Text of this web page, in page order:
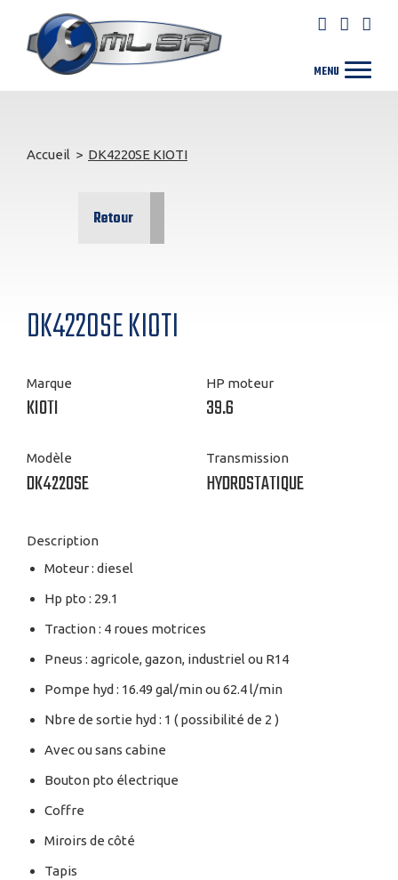
Accueil > DK4220SE KIOTI
Retour
DK4220SE KIOTI
Marque
KIOTI
HP moteur
39.6
Modèle
DK4220SE
Transmission
HYDROSTATIQUE
Description
Moteur : diesel
Hp pto : 29.1
Traction : 4 roues motrices
Pneus : agricole, gazon, industriel ou R14
Pompe hyd : 16.49 gal/min ou 62.4 l/min
Nbre de sortie hyd : 1 ( possibilité de 2 )
Avec ou sans cabine
Bouton pto électrique
Coffre
Miroirs de côté
Tapis